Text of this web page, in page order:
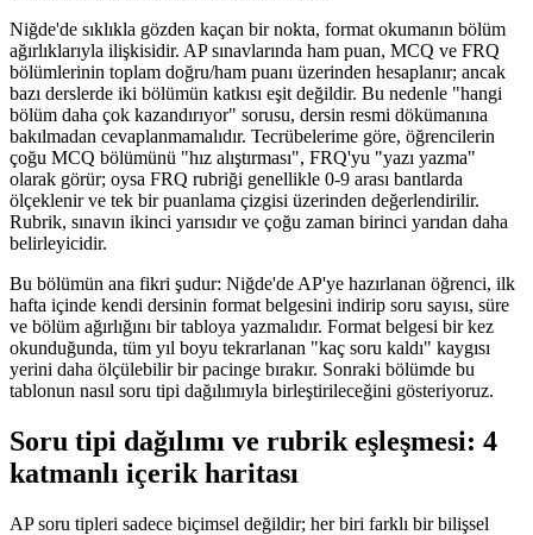
Niğde'de sıklıkla gözden kaçan bir nokta, format okumanın bölüm
ağırlıklarıyla ilişkisidir. AP sınavlarında ham puan, MCQ ve FRQ
bölümlerinin toplam doğru/ham puanı üzerinden hesaplanır; ancak
bazı derslerde iki bölümün katkısı eşit değildir. Bu nedenle "hangi
bölüm daha çok kazandırıyor" sorusu, dersin resmi dökümanına
bakılmadan cevaplanmamalıdır. Tecrübelerime göre, öğrencilerin
çoğu MCQ bölümünü "hız alıştırması", FRQ'yu "yazı yazma"
olarak görür; oysa FRQ rubriği genellikle 0-9 arası bantlarda
ölçeklenir ve tek bir puanlama çizgisi üzerinden değerlendirilir.
Rubrik, sınavın ikinci yarısıdır ve çoğu zaman birinci yarıdan daha
belirleyicidir.
Bu bölümün ana fikri şudur: Niğde'de AP'ye hazırlanan öğrenci, ilk
hafta içinde kendi dersinin format belgesini indirip soru sayısı, süre
ve bölüm ağırlığını bir tabloya yazmalıdır. Format belgesi bir kez
okunduğunda, tüm yıl boyu tekrarlanan "kaç soru kaldı" kaygısı
yerini daha ölçülebilir bir pacinge bırakır. Sonraki bölümde bu
tablonun nasıl soru tipi dağılımıyla birleştirileceğini gösteriyoruz.
Soru tipi dağılımı ve rubrik eşleşmesi: 4
katmanlı içerik haritası
AP soru tipleri sadece biçimsel değildir; her biri farklı bir bilişsel